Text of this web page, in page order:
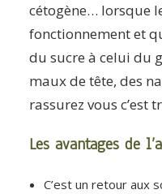
cétogène… lorsque
fonctionnement et
du sucre à celui du
maux de tête, des
rassurez vous c’est
Les avantages de
C’est un retour aux